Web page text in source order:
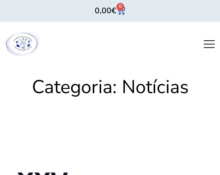
0,00€ 0
Categoria: Notícias